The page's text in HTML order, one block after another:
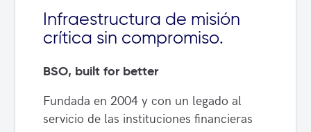
Infraestructura de misión
crítica sin compromiso.
BSO, built for better
Fundada en 2004 y con un legado al
servicio de las instituciones financieras